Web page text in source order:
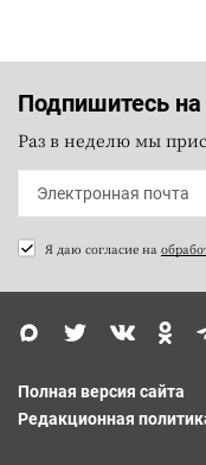
Подпишитесь
Раз в неделю мы
Я даю согласие на
Полная версия сайта
Редакционная